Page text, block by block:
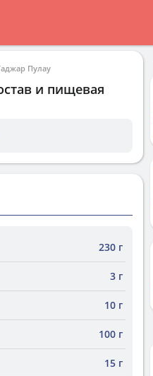
Пулау
и пищевая
230 г
3 г
10 г
100 г
15 г